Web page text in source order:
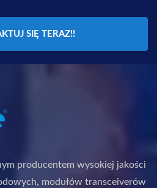
SIĘ TERAZ!!
producentem wysokiej jakości
modułów transceiverów